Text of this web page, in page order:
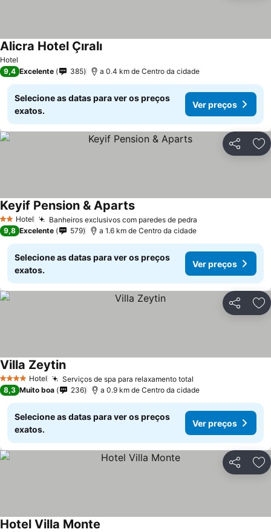
Hotel
Alicra Hotel Çıralı
9,4 Excelente 385 a 0.4 km de Centro da cidade
Selecione as datas para ver os preços
exatos.
Ver preços
Partilhar
2 Estrelas
Hotel Banheiros exclusivos com paredes de pedra
Keyif Pension & Aparts
9,8 Excelente 579 a 1.6 km de Centro da cidade
Selecione as datas para ver os preços
exatos.
Ver preços
Partilhar
4 EstrelasHotel Serviços de spa para relaxamento total
Villa Zeytin
8,3 Muito boa 236 a 0.9 km de Centro da cidade
Selecione as datas para ver os preços
exatos.
Ver preços
Partilhar
Hotel Villa Monte